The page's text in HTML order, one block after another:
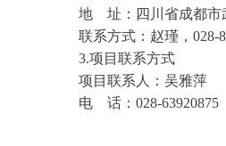
地 址：四川省成都市
联系方式：赵瑾 ， 028-
3.项目联系方式
项目联系人： 吴雅萍
电 话： 028-63920875